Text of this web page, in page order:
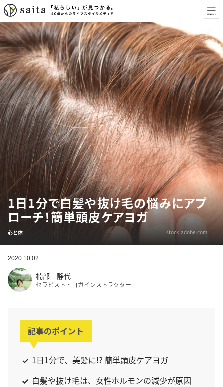
1日1分で白髪や抜け毛の悩みにアプ
ローチ！簡単頭皮ケアヨガ
心と体 stock.adobe.com
2020.10.02
楠部 静代
セラピスト・ヨガインストラクター
記事のポイント
1日1分で、美髪に!? 簡単頭皮ケアヨガ
白髪や抜け毛は、女性ホルモンの減少が原因